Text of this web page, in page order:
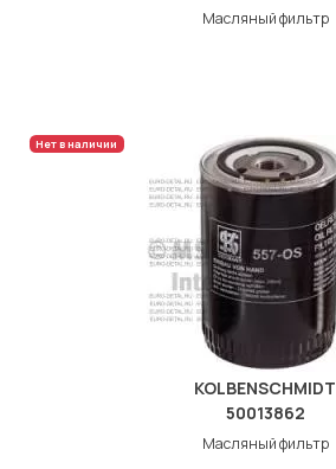
Масляный фильтр
Нет в наличии
KOLBENSCHMIDT
50013862
Масляный фильтр